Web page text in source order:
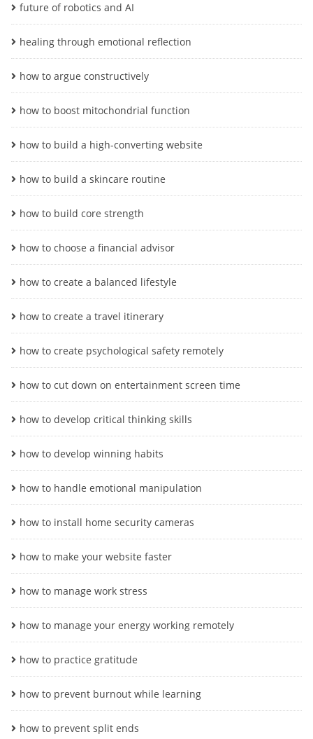
future of robotics and AI
healing through emotional reflection
how to argue constructively
how to boost mitochondrial function
how to build a high-converting website
how to build a skincare routine
how to build core strength
how to choose a financial advisor
how to create a balanced lifestyle
how to create a travel itinerary
how to create psychological safety remotely
how to cut down on entertainment screen time
how to develop critical thinking skills
how to develop winning habits
how to handle emotional manipulation
how to install home security cameras
how to make your website faster
how to manage work stress
how to manage your energy working remotely
how to practice gratitude
how to prevent burnout while learning
how to prevent split ends